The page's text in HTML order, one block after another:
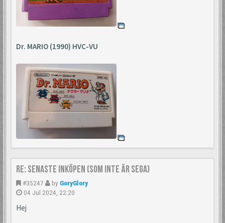
Dr. MARIO (1990) HVC-VU
Re: Senaste inköpen (som inte är Sega)
#35247 by GoryGlory
04 Jul 2024, 22:20
Hej